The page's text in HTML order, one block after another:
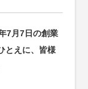
7月7日の創業
とえに、皆様